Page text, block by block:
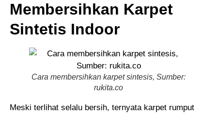
Membersihkan Karpet
Sintetis Indoor
Cara membersihkan karpet sintesis, Sumber:
rukita.co
Meski terlihat selalu bersih, ternyata karpet rumput